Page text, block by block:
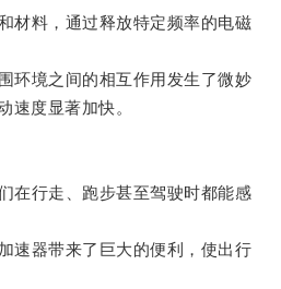
料，通过释放特定频率的电磁
境之间的相互作用发生了微妙
速度显著加快。
行走、跑步甚至驾驶时都能感
器带来了巨大的便利，使出行